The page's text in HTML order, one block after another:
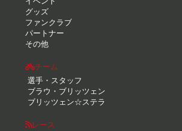
グッズ
ファンクラブ
パートナー
その他
チーム
選手・スタッフ
ブラウ・ブリッツェン
ブリッツェン☆ステラ
レース